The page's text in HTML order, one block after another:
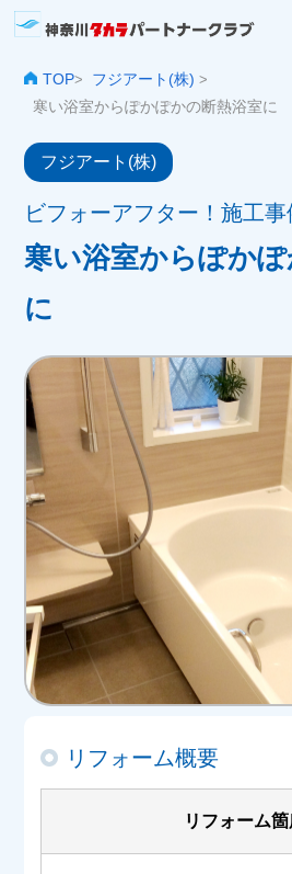
TOP> フジアート(株)>
寒い浴室からぽかぽかの断熱浴室に
フジアート(株)
ビフォーアフター！施工事
寒い浴室からぽか
に
リフォーム概要
リフォーム